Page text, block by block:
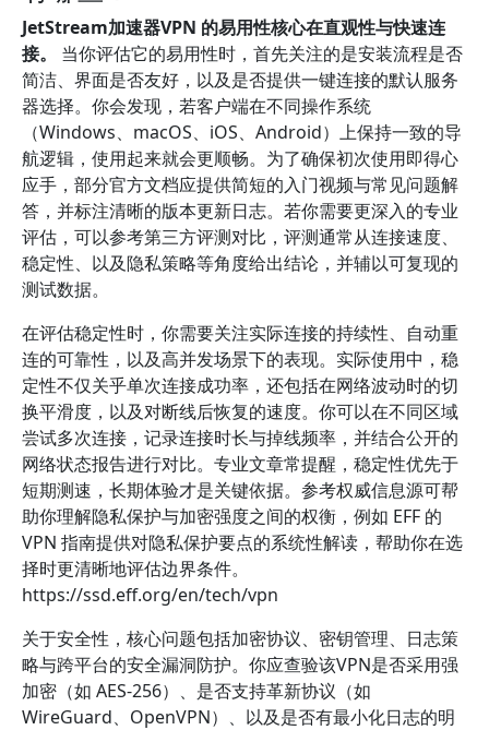
JetStream加速器VPN 的易用性核心在直观性与快速连
接。
当你评估它的易用性时，首先关注的是安装流程是否
简洁、界面是否友好，以及是否提供一键连接的默认服务
器选择。你会发现，若客户端在不同操作系统
（Windows、macOS、iOS、Android）上保持一致的导
航逻辑，使用起来就会更顺畅。为了确保初次使用即得心
应手，部分官方文档应提供简短的入门视频与常见问题解
答，并标注清晰的版本更新日志。若你需要更深入的专业
评估，可以参考第三方评测对比，评测通常从连接速度、
稳定性、以及隐私策略等角度给出结论，并辅以可复现的
测试数据。
在评估稳定性时，你需要关注实际连接的持续性、自动重
连的可靠性，以及高并发场景下的表现。实际使用中，稳
定性不仅关乎单次连接成功率，还包括在网络波动时的切
换平滑度，以及对断线后恢复的速度。你可以在不同区域
尝试多次连接，记录连接时长与掉线频率，并结合公开的
网络状态报告进行对比。专业文章常提醒，稳定性优先于
短期测速，长期体验才是关键依据。参考权威信息源可帮
助你理解隐私保护与加密强度之间的权衡，例如 EFF 的
VPN 指南提供对隐私保护要点的系统性解读，帮助你在选
择时更清晰地评估边界条件。
https://ssd.eff.org/en/tech/vpn
关于安全性，核心问题包括加密协议、密钥管理、日志策
略与跨平台的安全漏洞防护。你应查验该VPN是否采用强
加密（如 AES-256）、是否支持革新协议（如
WireGuard、OpenVPN）、以及是否有最小化日志的明